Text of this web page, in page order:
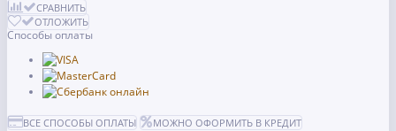
СРАВНИТЬ
ОТЛОЖИТЬ
Способы оплаты
ВСЕ СПОСОБЫ ОПЛАТЫ МОЖНО ОФОРМИТЬ В КРЕДИТ